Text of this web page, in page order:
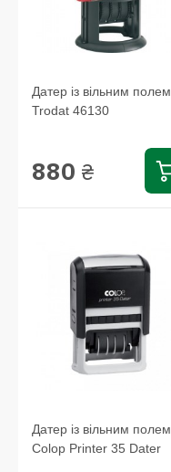
Датер із вільним полем
Trodat 46130
880 ₴
Датер із вільним полем
Colop Printer 35 Dater